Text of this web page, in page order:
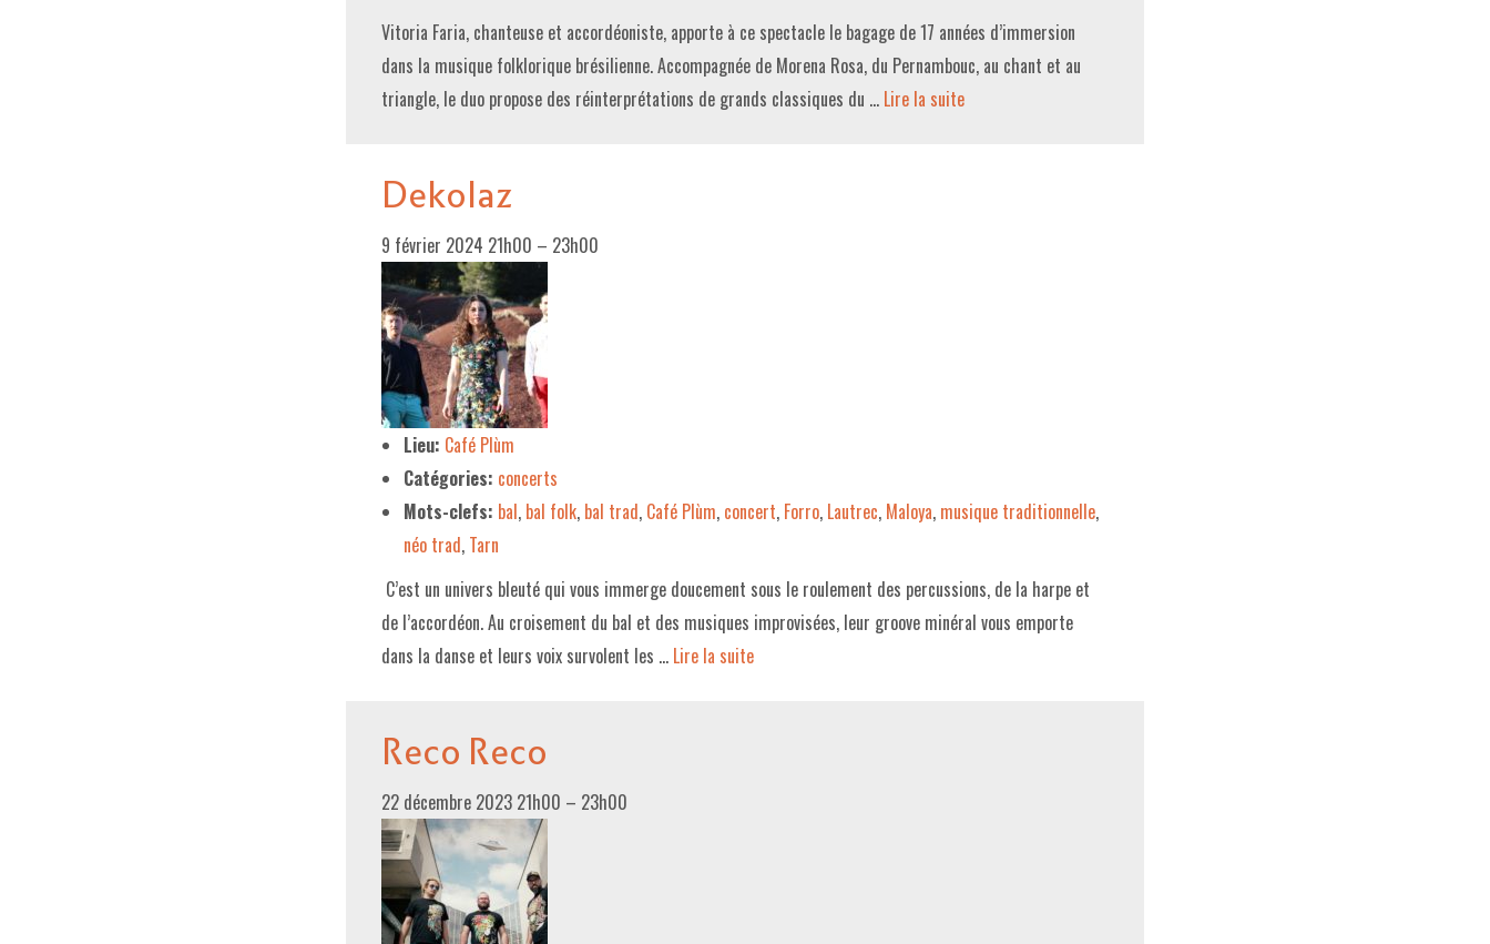
Vitoria Faria, chanteuse et accordéoniste, apporte à ce spectacle le bagage de 17 années d’immersion
dans la musique folklorique brésilienne. Accompagnée de Morena Rosa, du Pernambouc, au chant et au
triangle, le duo propose des réinterprétations de grands classiques du … Lire la suite­­
Dekolaz
9 février 2024 21h00 – 23h00
Lieu: Café Plùm
Catégories: concerts
Mots-clefs: bal, bal folk, bal trad, Café Plùm, concert, Forro, Lautrec, Maloya, musique traditionnelle,
néo trad, Tarn
C’est un univers bleuté qui vous immerge doucement sous le roulement des percussions, de la harpe et
de l’accordéon. Au croisement du bal et des musiques improvisées, leur groove minéral vous emporte
dans la danse et leurs voix survolent les … Lire la suite­­
Reco Reco
22 décembre 2023 21h00 – 23h00